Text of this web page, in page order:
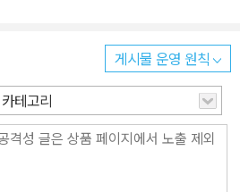
게시물 운영 원칙
카테고리